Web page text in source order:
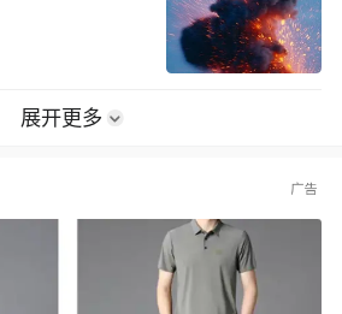
展开更多